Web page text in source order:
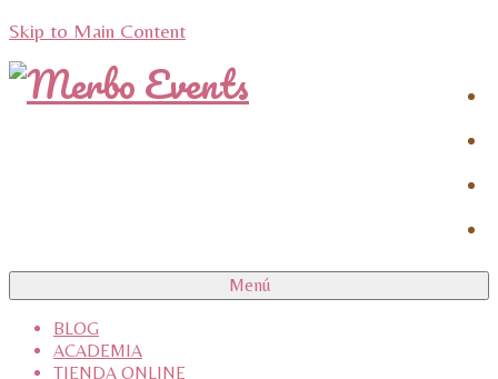
Skip to Main Content
Menú
BLOG
ACADEMIA
TIENDA ONLINE